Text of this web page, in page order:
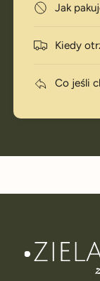
Jak
Kiedy
Co jeśli